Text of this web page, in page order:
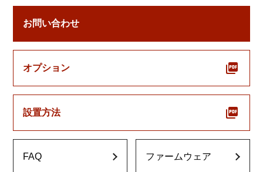
お問い合わせ
オプション
設置方法
FAQ ファームウェア